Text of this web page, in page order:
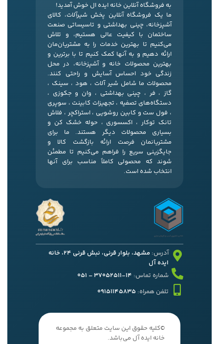
به فروشگاه آنلاین خانه ایده ال خوش آمدید!
ما یک فروشگاه آنلاین پخش شیرآلات، کالای
آشپزخانه، چینی بهداشتی و تاسیساتی صنعت
ساختمان با کیفیت عالی هستیم، و تلاش
می‌کنیم تا بهترین خدمات را به مشتریان‌مان
ارائه دهیم و به آنها کمک کنیم تا با برترین و
بهترین محصولات خانه و آشپزخانه، در محل
زندگی خود احساس آسایش و راحتی کنند.
محصولات ما شامل شیر آلات ، هود ، سینک ،
گاز ، فر ، چینی بهداشتی ، وان و جکوزی ،
دستگاه‌های تصفیه ، تجهیزات کابینت ، سوپری
، فول ست و کابین روشویی ، استراکچر ، فلاش
تانک توکار ، اکسسوری ، حوله خشک کن و
بسیاری محصولات دیگر هستند. ما برای
مشتریانمان فرصت ارائه بازگشت کالا و
جایگزینی سریع را فراهم می‌کنیم تا مطمئن
شوند که محصولی کاملاً مناسب برای آنها
انتخاب شده است.
آدرس:
مشهد، بلوار قرنی، نبش قرنی 24، خانه
ایده آل
شماره تماس: 14-37052511 – 051
تلفن همراه: 09151145835
©کلیه حقوق این سایت متعلق به مجموعه
خانه ایده آل می‌باشد.